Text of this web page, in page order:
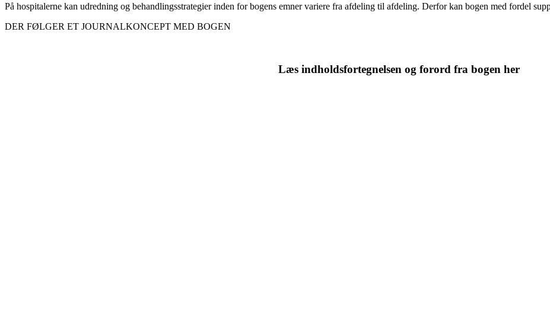
På hospitalerne kan udredning og behandlingsstrategier inden for bogens emner variere fra afdeling til afdeling. Derfor kan bogen med fordel
DER FØLGER ET JOURNALKONCEPT MED BOGEN
Læs indholdsfortegnelsen og forord fra bogen her